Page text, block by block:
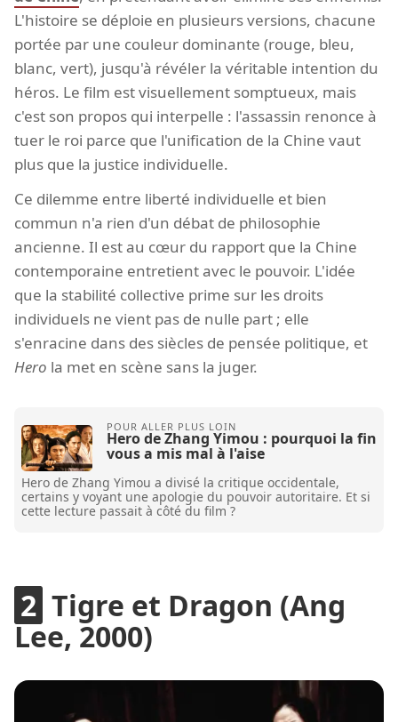
L'histoire se déploie en plusieurs versions, chacune
portée par une couleur dominante (rouge, bleu,
blanc, vert), jusqu'à révéler la véritable intention du
héros. Le film est visuellement somptueux, mais
c'est son propos qui interpelle : l'assassin renonce à
tuer le roi parce que l'unification de la Chine vaut
plus que la justice individuelle.
Ce dilemme entre liberté individuelle et bien
commun n'a rien d'un débat de philosophie
ancienne. Il est au cœur du rapport que la Chine
contemporaine entretient avec le pouvoir. L'idée
que la stabilité collective prime sur les droits
individuels ne vient pas de nulle part ; elle
s'enracine dans des siècles de pensée politique, et
Hero la met en scène sans la juger.
Hero de Zhang Yimou : pourquoi la fin
vous a mis mal à l'aise
Hero de Zhang Yimou a divisé la critique occidentale,
certains y voyant une apologie du pouvoir autoritaire. Et si
cette lecture passait à côté du film ?
Tigre et Dragon (Ang
Lee, 2000)